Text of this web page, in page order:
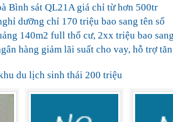
Bình sát QL21A giá chỉ từ hơn 500tr
dưỡng chỉ 170 triệu bao sang tên sổ
140m2 full thổ cư, 2xx triệu bao
hàng giảm lãi suất cho vay, hỗ trợ
du lịch sinh thái 200 triệu